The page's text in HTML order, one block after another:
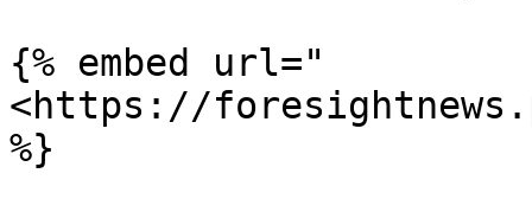
{% embed url="
<https://
%}